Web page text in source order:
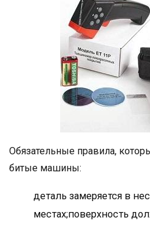
Обязательные правила,
битые машины:
деталь замеряется в
местах;поверхность